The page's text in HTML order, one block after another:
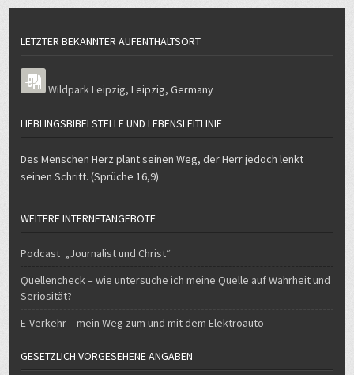
LETZTER BEKANNTER AUFENTHALTSORT
Wildpark Leipzig,Leipzig,Germany
LIEBLINGSBIBELSTELLE UND LEBENSLEITLINIE
Des Menschen Herz plant seinen Weg, der Herr jedoch lenkt
seinen Schritt. (Sprüche 16,9)
WEITERE INTERNETANGEBOTE
Podcast „Journalist und Christ“
Quellencheck – wie untersuche ich meine Quelle auf Wahrheit und
Seriosität?
E-Verkehr – mein Weg zum und mit dem Elektroauto
GESETZLICH VORGESEHENE ANGABEN